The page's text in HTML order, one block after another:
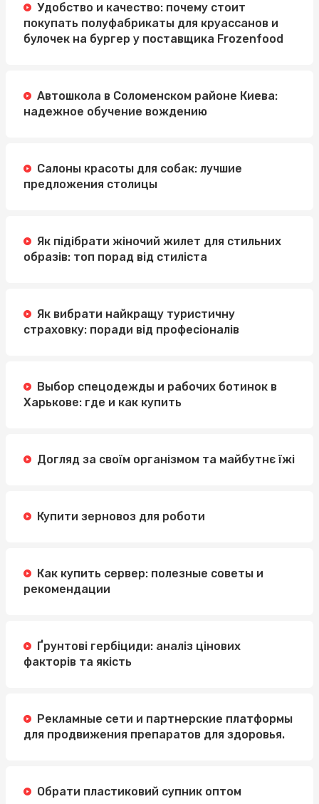
Удобство и качество: почему стоит
покупать полуфабрикаты для круассанов и
булочек на бургер у поставщика Frozenfood
Автошкола в Соломенском районе Киева:
надежное обучение вождению
Салоны красоты для собак: лучшие
предложения столицы
Як підібрати жіночий жилет для стильних
образів: топ порад від стиліста
Як вибрати найкращу туристичну
страховку: поради від професіоналів
Выбор спецодежды и рабочих ботинок в
Харькове: где и как купить
Догляд за своїм організмом та майбутнє їжі
Купити зерновоз для роботи
Как купить сервер: полезные советы и
рекомендации
Ґрунтові гербіциди: аналіз цінових
факторів та якість
Рекламные сети и партнерские платформы
для продвижения препаратов для здоровья.
Обрати пластиковий супник оптом